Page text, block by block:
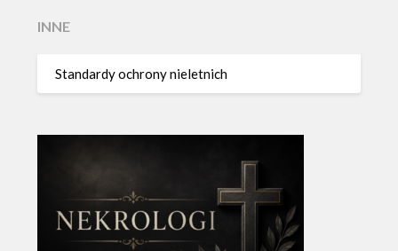
INNE
Standardy ochrony nieletnich